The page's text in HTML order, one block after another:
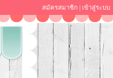
สมัครสมาชิก | เข้าสู่ระบบ